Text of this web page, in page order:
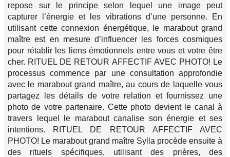
repose sur le principe selon lequel une image peut
capturer l’énergie et les vibrations d’une personne. En
utilisant cette connexion énergétique, le marabout grand
maître est en mesure d’influencer les forces cosmiques
pour rétablir les liens émotionnels entre vous et votre être
cher. RITUEL DE RETOUR AFFECTIF AVEC PHOTO! Le
processus commence par une consultation approfondie
avec le marabout grand maître, au cours de laquelle vous
partagez les détails de votre relation et fournissez une
photo de votre partenaire. Cette photo devient le canal à
travers lequel le marabout canalise son énergie et ses
intentions. RITUEL DE RETOUR AFFECTIF AVEC
PHOTO! Le marabout grand maître Sylla procède ensuite à
des rituels spécifiques, utilisant des prières, des